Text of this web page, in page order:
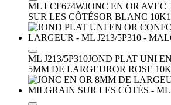
ML LCF674WJONC EN OR
SUR LES CÔTÉSOR BLANC 10K
ML J213/5P310JOND PLAT UNI
5MM DE LARGEUROR ROSE 10K